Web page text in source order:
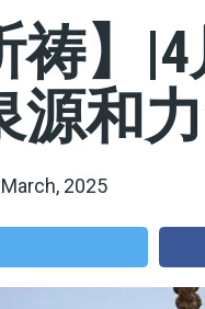
祷】
源和
2025